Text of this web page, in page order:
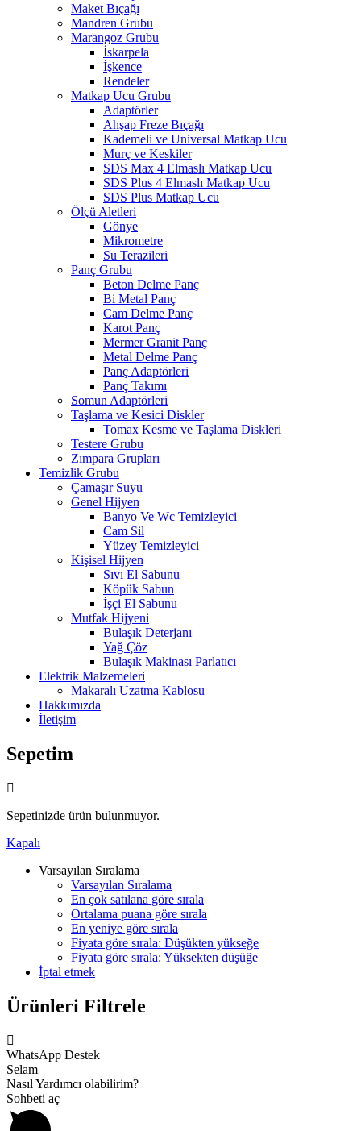
Maket Bıçağı
Mandren Grubu
Marangoz Grubu
İskarpela
İşkence
Rendeler
Matkap Ucu Grubu
Adaptörler
Ahşap Freze Bıçağı
Kademeli ve Universal Matkap Ucu
Murç ve Keskiler
SDS Max 4 Elmaslı Matkap Ucu
SDS Plus 4 Elmaslı Matkap Ucu
SDS Plus Matkap Ucu
Ölçü Aletleri
Gönye
Mikrometre
Su Terazileri
Panç Grubu
Beton Delme Panç
Bi Metal Panç
Cam Delme Panç
Karot Panç
Mermer Granit Panç
Metal Delme Panç
Panç Adaptörleri
Panç Takımı
Somun Adaptörleri
Taşlama ve Kesici Diskler
Tomax Kesme ve Taşlama Diskleri
Testere Grubu
Zımpara Grupları
Temizlik Grubu
Çamaşır Suyu
Genel Hijyen
Banyo Ve Wc Temizleyici
Cam Sil
Yüzey Temizleyici
Kişisel Hijyen
Sıvı El Sabunu
Köpük Sabun
İşçi El Sabunu
Mutfak Hijyeni
Bulaşık Deterjanı
Yağ Çöz
Bulaşık Makinası Parlatıcı
Elektrik Malzemeleri
Makaralı Uzatma Kablosu
Hakkımızda
İletişim
Sepetim
Sepetinizde ürün bulunmuyor.
Kapalı
Varsayılan Sıralama
Varsayılan Sıralama
En çok satılana göre sırala
Ortalama puana göre sırala
En yeniye göre sırala
Fiyata göre sırala: Düşükten yükseğe
Fiyata göre sırala: Yüksekten düşüğe
İptal etmek
Ürünleri Filtrele
WhatsApp Destek
Selam
Nasıl Yardımcı olabilirim?
Sohbeti aç